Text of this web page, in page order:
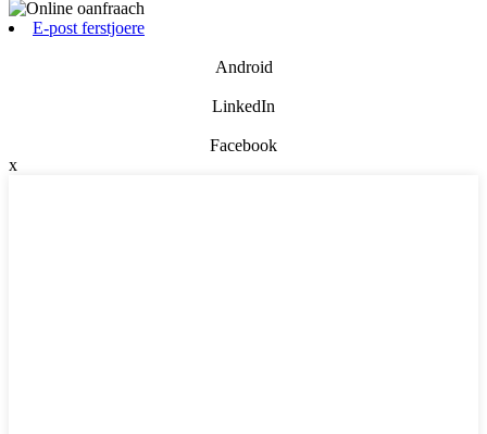
E-post ferstjoere
Android
LinkedIn
Facebook
x